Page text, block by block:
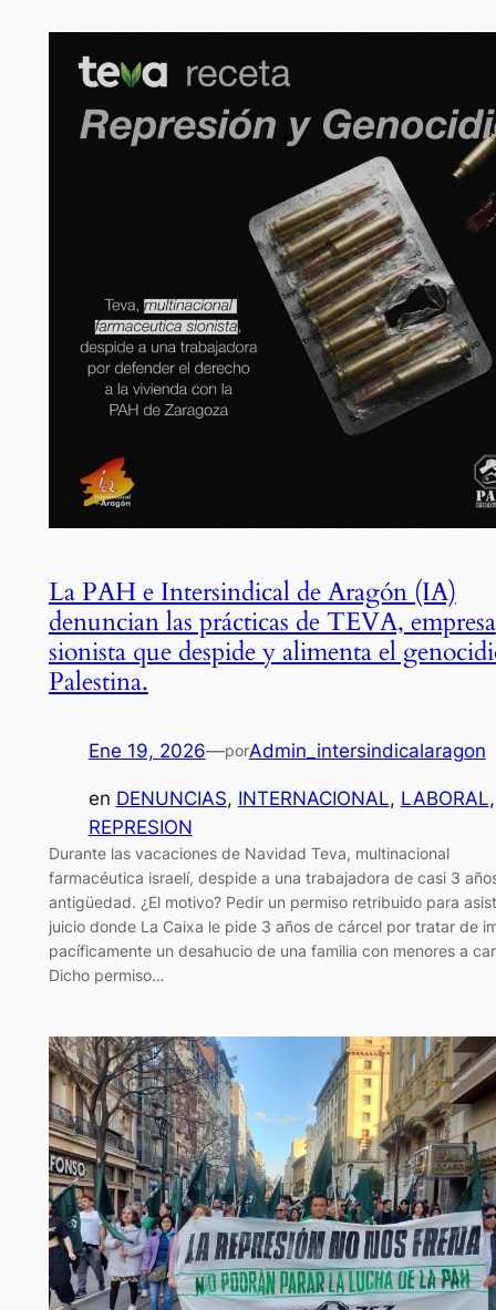
La PAH e Intersindical de Aragón (IA)
denuncian las prácticas de TEVA, empresa
sionista que despide y alimenta el
Palestina.
Ene 19, 2026—porAdmin_intersindicalaragon
en DENUNCIAS, INTERNACIONAL, LABORAL
REPRESION
Durante las vacaciones de Navidad Teva, multinacional
farmacéutica israelí, despide a una trabajadora de casi 3
antigüedad. ¿El motivo? Pedir un permiso retribuido para
juicio donde La Caixa le pide 3 años de cárcel por tratar de
pacíficamente un desahucio de una familia con menores a
Dicho permiso…